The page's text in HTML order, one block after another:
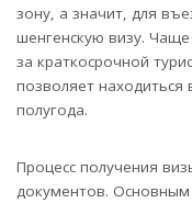
зону, а значит, для
шенгенскую визу.
за краткосрочной
позволяет находиться
полугода.
Процесс получения
документов. Основным